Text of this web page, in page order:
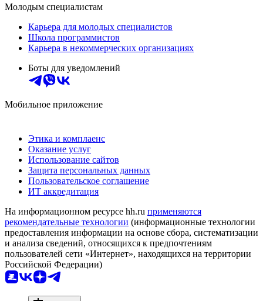
Молодым специалистам
Карьера для молодых специалистов
Школа программистов
Карьера в некоммерческих организациях
Боты для уведомлений
Мобильное приложение
Этика и комплаенс
Оказание услуг
Использование сайтов
Защита персональных данных
Пользовательское соглашение
ИТ аккредитация
На информационном ресурсе hh.ru применяются
рекомендательные технологии (информационные технологии
предоставления информации на основе сбора, систематизации
и анализа сведений, относящихся к предпочтениям
пользователей сети «Интернет», находящихся на территории
Российской Федерации)